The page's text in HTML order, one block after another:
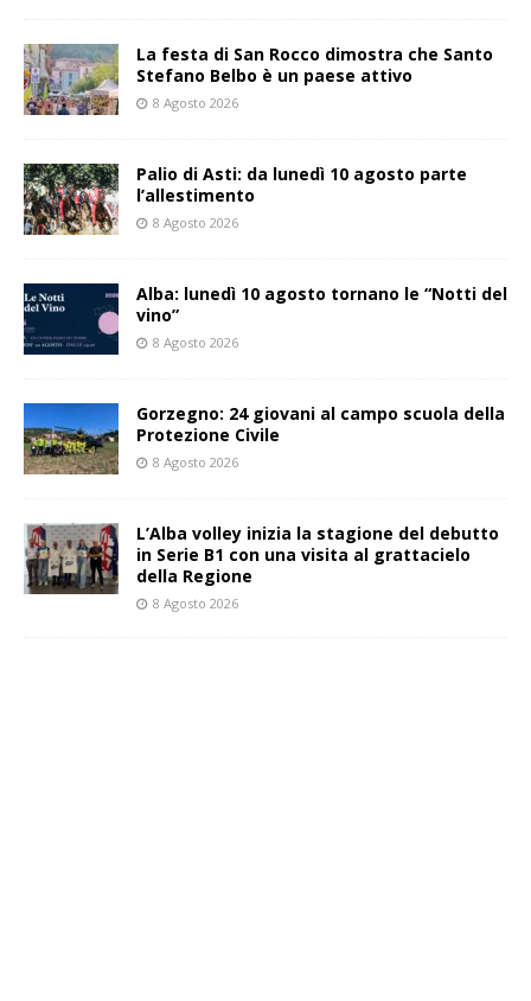
La festa di San Rocco dimostra che Santo
Stefano Belbo è un paese attivo
8 Agosto 2026
Palio di Asti: da lunedì 10 agosto parte
l’allestimento
8 Agosto 2026
Alba: lunedì 10 agosto tornano le “Notti del
vino”
8 Agosto 2026
Gorzegno: 24 giovani al campo scuola della
Protezione Civile
8 Agosto 2026
L’Alba volley inizia la stagione del debutto
in Serie B1 con una visita al grattacielo
della Regione
8 Agosto 2026